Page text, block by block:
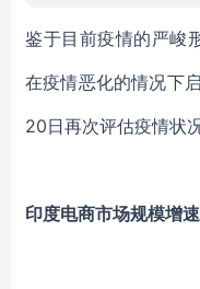
鉴于目前疫情的严峻
在疫情恶化的情况下
20日再次评估疫情状
印度电商市场规模增